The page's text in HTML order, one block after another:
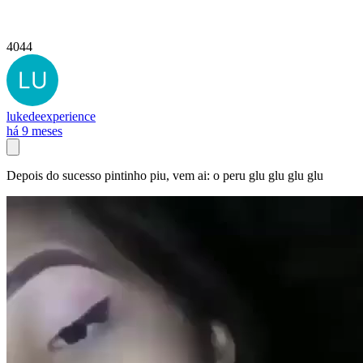
4044
lukedeexperience
há 9 meses
Depois do sucesso pintinho piu, vem ai: o peru glu glu glu glu